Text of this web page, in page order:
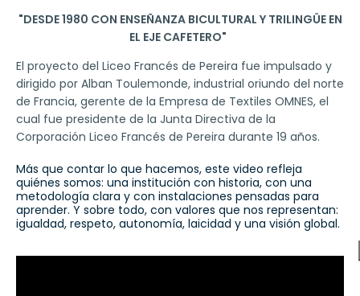
"DESDE 1980 CON ENSEÑANZA BICULTURAL Y TRILINGÜE EN
EL EJE CAFETERO"
El proyecto del Liceo Francés de Pereira fue impulsado y
dirigido por Alban Toulemonde, industrial oriundo del norte
de Francia, gerente de la Empresa de Textiles OMNES, el
cual fue presidente de la Junta Directiva de la
Corporación Liceo Francés de Pereira durante 19 años.
Más que contar lo que hacemos, este video refleja
quiénes somos: una institución con historia, con una
metodología clara y con instalaciones pensadas para
aprender. Y sobre todo, con valores que nos representan:
igualdad, respeto, autonomía, laicidad y una visión global.